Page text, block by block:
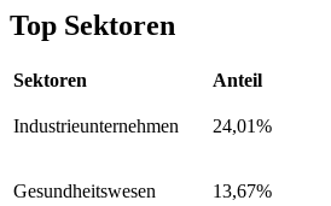
Top Sektoren
Sektoren Anteil
Industrieunternehmen 24,01%
Gesundheitswesen 13,67%